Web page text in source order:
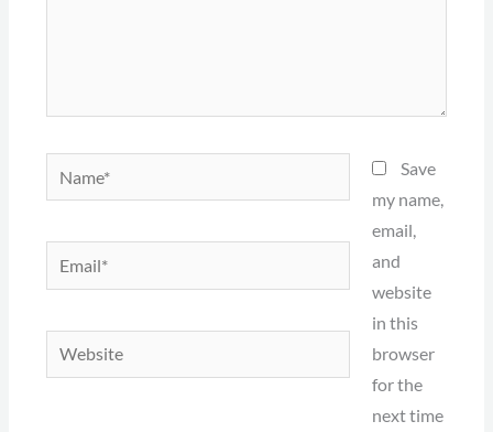
Name*
Email*
Website
Save
my name,
email,
and
website
in this
browser
for the
next time